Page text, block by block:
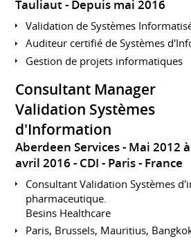
Tauliaut Depuis mai 2016
Validation de Systèmes
Auditeur certifié de Systèmes
Gestion de projets informatiques
Consultant Manager
Validation Systèmes
d'Information
Aberdeen Services
Mai 2012 à
avril 2016 CDI Paris France
Consultant Validation Systèmes
pharmaceutique.
Besins Healthcare
Paris, Brussels, Mauritius,